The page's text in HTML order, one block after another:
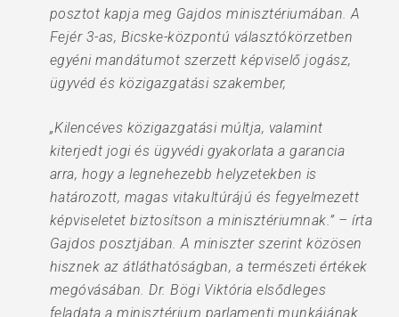
posztot kapja meg Gajdos minisztériumában. A
Fejér 3-as, Bicske-központú választókörzetben
egyéni mandátumot szerzett képviselő jogász,
ügyvéd és közigazgatási szakember,
„Kilencéves közigazgatási múltja, valamint
kiterjedt jogi és ügyvédi gyakorlata a garancia
arra, hogy a legnehezebb helyzetekben is
határozott, magas vitakultúrájú és fegyelmezett
képviseletet biztosítson a minisztériumnak.” – írta
Gajdos posztjában. A miniszter szerint közösen
hisznek az átláthatóságban, a természeti értékek
megóvásában. Dr. Bögi Viktória elsődleges
feladata a minisztérium parlamenti munkájának